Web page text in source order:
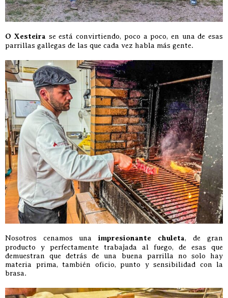
O Xesteira se está convirtiendo, poco a poco, en una de esas
parrillas gallegas de las que cada vez habla más gente.
Nosotros cenamos una impresionante chuleta, de gran
producto y perfectamente trabajada al fuego, de esas que
demuestran que detrás de una buena parrilla no solo hay
materia prima, también oficio, punto y sensibilidad con la
brasa.